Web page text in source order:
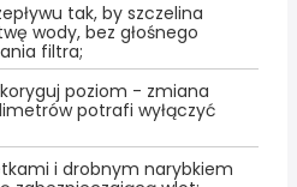
tak, by szczelina
wody, bez głośnego
filtra;
poziom - zmiana
potrafi wyłączyć
i drobnym narybkiem